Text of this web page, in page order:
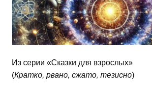
Из серии «Сказки для взрослых»
(Кратко, рвано, сжато, тезисно)